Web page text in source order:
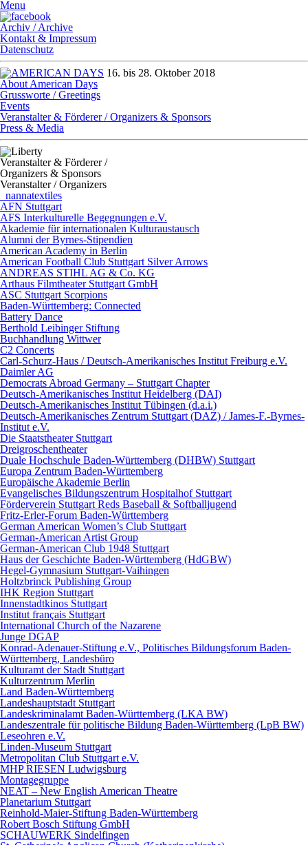
Menu
Archiv / Archive
Kontakt & Impressum
Datenschutz
16. bis 28. Oktober 2018
About American Days
Grussworte / Greetings
Events
Veranstalter & Förderer / Organizers & Sponsors
Press & Media
Veranstalter & Förderer /
Organizers & Sponsors
Veranstalter / Organizers
_nannatextiles
AFN Stuttgart
AFS Interkulturelle Begegnungen e.V.
Akademie für internationalen Kulturaustausch
Alumni der Byrnes-Stipendien
American Academy in Berlin
American Football Club Stuttgart Silver Arrows
ANDREAS STIHL AG & Co. KG
Arthaus Filmtheater Stuttgart GmbH
ASC Stuttgart Scorpions
Baden-Württemberg: Connected
Battery Dance
Berthold Leibinger Stiftung
Buchhandlung Wittwer
C2 Concerts
Carl-Schurz-Haus / Deutsch-Amerikanisches Institut Freiburg e.V.
Daimler AG
Democrats Abroad Germany – Stuttgart Chapter
Deutsch-Amerikanisches Institut Heidelberg (DAI)
Deutsch-Amerikanisches Institut Tübingen (d.a.i.)
Deutsch-Amerikanisches Zentrum Stuttgart (DAZ) / James-F.-Byrnes-
Institut e.V.
Die Staatstheater Stuttgart
Dreigroschentheater
Duale Hochschule Baden-Württemberg (DHBW) Stuttgart
Europa Zentrum Baden-Württemberg
Europäische Akademie Berlin
Evangelisches Bildungszentrum Hospitalhof Stuttgart
Förderverein Stuttgart Reds Baseball & Softballjugend
Fritz-Erler-Forum Baden-Württemberg
German American Women’s Club Stuttgart
German-American Artist Group
German-American Club 1948 Stuttgart
Haus der Geschichte Baden-Württemberg (HdGBW)
Hegel-Gymnasium Stuttgart-Vaihingen
Holtzbrinck Publishing Group
IHK Region Stuttgart
Innenstadtkinos Stuttgart
Institut français Stuttgart
International Church of the Nazarene
Junge DGAP
Konrad-Adenauer-Stiftung e.V., Politisches Bildungsforum Baden-
Württemberg, Landesbüro
Kulturamt der Stadt Stuttgart
Kulturzentrum Merlin
Land Baden-Württemberg
Landeshauptstadt Stuttgart
Landeskriminalamt Baden-Württemberg (LKA BW)
Landeszentrale für politische Bildung Baden-Württemberg (LpB BW)
Leseohren e.V.
Linden-Museum Stuttgart
Metropolitan Club Stuttgart e.V.
MHP RIESEN Ludwigsburg
Montagegruppe
NEAT – New English American Theatre
Planetarium Stuttgart
Reinhold-Maier-Stiftung Baden-Württemberg
Robert Bosch Stiftung GmbH
SCHAUWERK Sindelfingen